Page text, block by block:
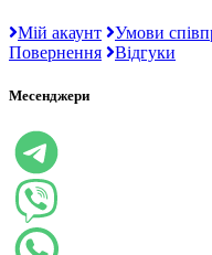
Мій акаунт Умови
Повернення
Відгуки
Месенджери